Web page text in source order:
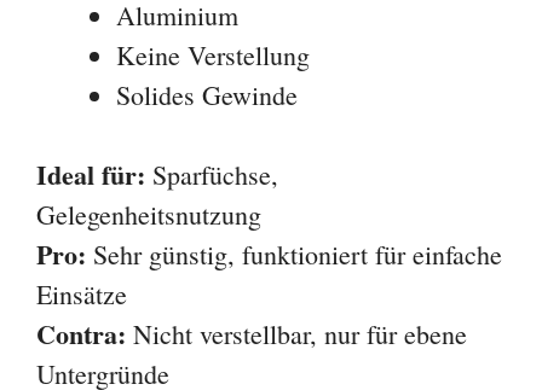
Aluminium
Keine Verstellung
Solides Gewinde
Ideal für: Sparfüchse,
Gelegenheitsnutzung
Pro: Sehr günstig, funktioniert für einfache
Einsätze
Contra: Nicht verstellbar, nur für ebene
Untergründe